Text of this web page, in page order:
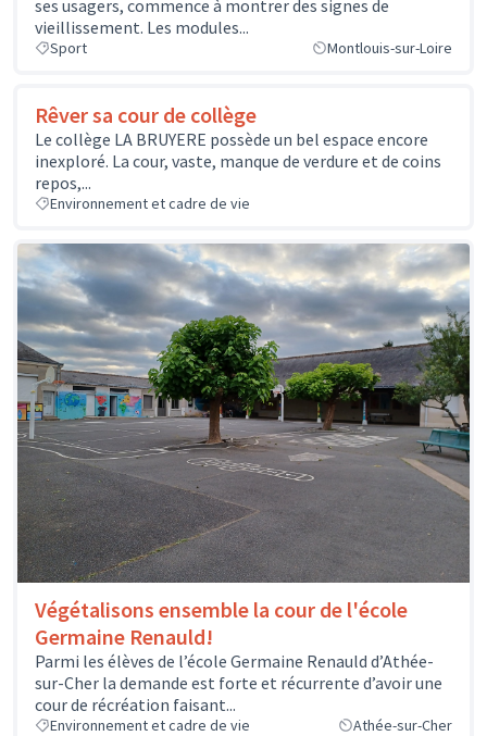
ses usagers, commence à montrer des signes de
vieillissement. Les modules...
Sport Montlouis-sur-Loire
Rêver sa cour de collège
Le collège LA BRUYERE possède un bel espace encore
inexploré. La cour, vaste, manque de verdure et de coins
repos,...
Environnement et cadre de vie
Végétalisons ensemble la cour de l'école
Germaine Renauld!
Parmi les élèves de l’école Germaine Renauld d’Athée-
sur-Cher la demande est forte et récurrente d’avoir une
cour de récréation faisant...
Environnement et cadre de vie Athée-sur-Cher